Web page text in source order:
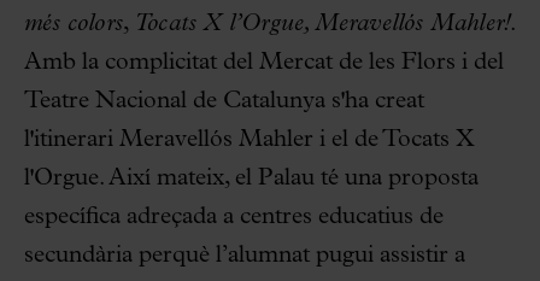
més colors, Tocats X l’Orgue, Meravellós Mahler!.
Amb la complicitat del Mercat de les Flors i del
Teatre Nacional de Catalunya s'ha creat
l'itinerari Meravellós Mahler i el de Tocats X
l'Orgue. Així mateix, el Palau té una proposta
específica adreçada a centres educatius de
secundària perquè l’alumnat pugui assistir a